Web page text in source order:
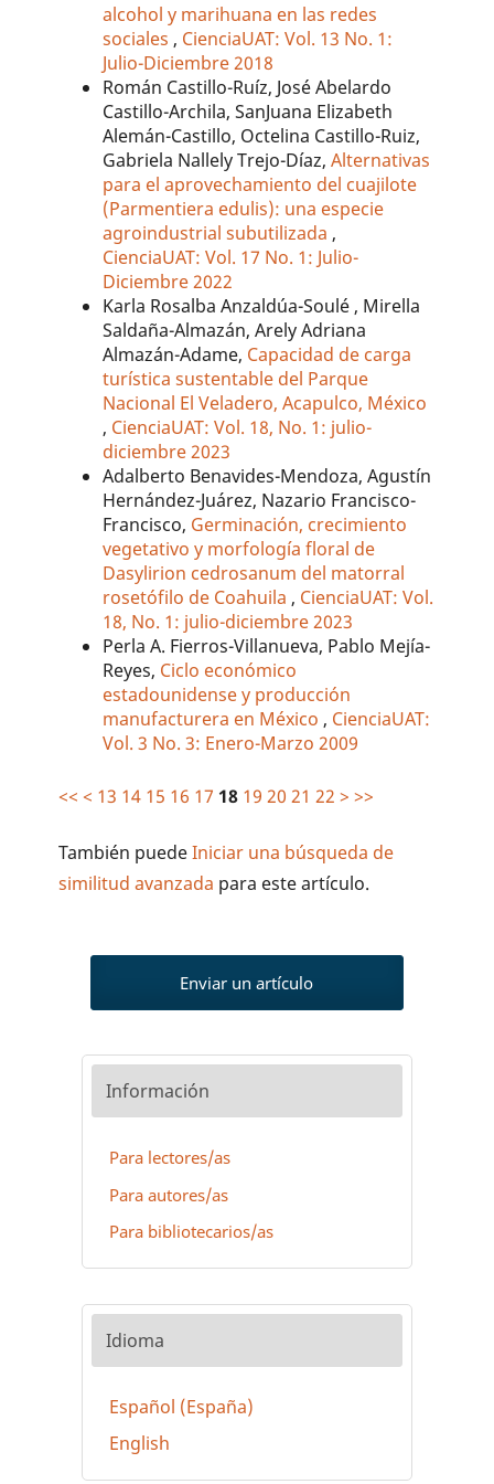
alcohol y marihuana en las redes
sociales , CienciaUAT: Vol. 13 No. 1:
Julio-Diciembre 2018
Román Castillo-Ruíz, José Abelardo
Castillo-Archila, SanJuana Elizabeth
Alemán-Castillo, Octelina Castillo-Ruiz,
Gabriela Nallely Trejo-Díaz,Alternativas
para el aprovechamiento del cuajilote
(Parmentiera edulis): una especie
agroindustrial subutilizada ,
CienciaUAT: Vol. 17 No. 1: Julio-
Diciembre 2022
Karla Rosalba Anzaldúa-Soulé , Mirella
Saldaña-Almazán, Arely Adriana
Almazán-Adame, Capacidad de carga
turística sustentable del Parque
Nacional El Veladero, Acapulco, México
, CienciaUAT: Vol. 18, No. 1: julio-
diciembre 2023
Adalberto Benavides-Mendoza, Agustín
Hernández-Juárez, Nazario Francisco-
Francisco, Germinación, crecimiento
vegetativo y morfología floral de
Dasylirion cedrosanum del matorral
rosetófilo de Coahuila , CienciaUAT: Vol.
18, No. 1: julio-diciembre 2023
Perla A. Fierros-Villanueva, Pablo Mejía-
Reyes, Ciclo económico
estadounidense y producción
manufacturera en México , CienciaUAT:
Vol. 3 No. 3: Enero-Marzo 2009
<< < 13 14 15 16 17 18 19 20 21 22 > >>
También puedeIniciar una búsqueda de
similitud avanzada para este artículo.
Enviar un artículo
Información
Para lectores/as
Para autores/as
Para bibliotecarios/as
Idioma
Español (España)
English